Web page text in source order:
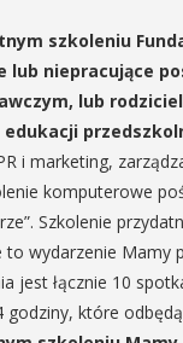
szkoleniu
lub niepracujące
lub
i marketing,
komputerowe
Szkolenie
wydarzenie Mamy
jest łącznie 10
które